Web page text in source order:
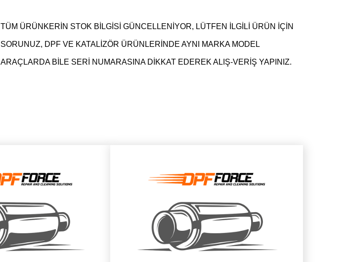
TÜM ÜRÜNKERİN STOK BİLGİSİ GÜNCELLENİYOR, LÜTFEN İLGİLİ ÜRÜN İÇİN
SORUNUZ, DPF VE KATALİZÖR ÜRÜNLERİNDE AYNI MARKA MODEL
ARAÇLARDA BİLE SERİ NUMARASINA DİKKAT EDEREK ALIŞ-VERİŞ YAPINIZ.